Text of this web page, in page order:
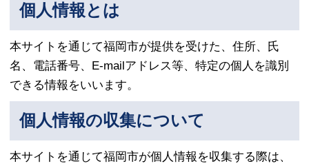
個人情報とは
本サイトを通じて福岡市が提供を受けた、住所、氏
名、電話番号、E-mailアドレス等、特定の個人を識別
できる情報をいいます。
個人情報の収集について
本サイトを通じて福岡市が個人情報を収集する際は、